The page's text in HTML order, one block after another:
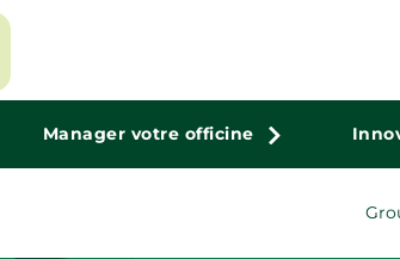
Manager votre officine